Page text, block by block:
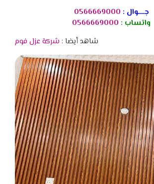
جــــوال : 0566669000
واتساب : 0566669000
شاهد أيضا : شركة عزل فوم